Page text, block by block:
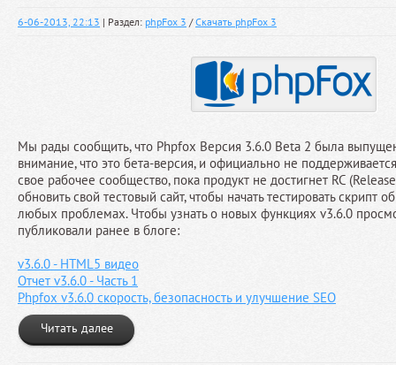
6-06-2013, 22:13 | Раздел: phpFox 3 /Скачать phpFox 3
Мы рады сообщить, что Phpfox Версия 3.6.0 Beta 2 была
внимание, что это бета-версия, и официально не
свое рабочее сообщество, пока продукт не достигнет RC
обновить свой тестовый сайт, чтобы начать тестировать скрипт
любых проблемах. Чтобы узнать о новых функциях v3.6.0
публиковали ранее в блоге:
v3.6.0 - HTML5 видео
Отчет v3.6.0 - Часть 1
Phpfox v3.6.0 скорость, безопасность и улучшение SEO
Читать далее